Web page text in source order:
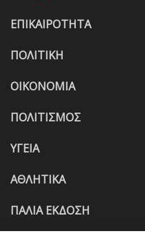
ΕΠΙΚΑΙΡΟΤΗΤΑ
ΠΟΛΙΤΙΚΗ
ΟΙΚΟΝΟΜΙΑ
ΠΟΛΙΤΙΣΜΟΣ
ΥΓΕΙΑ
ΑΘΛΗΤΙΚΑ
ΠΑΛΙΑ ΕΚΔΟΣΗ